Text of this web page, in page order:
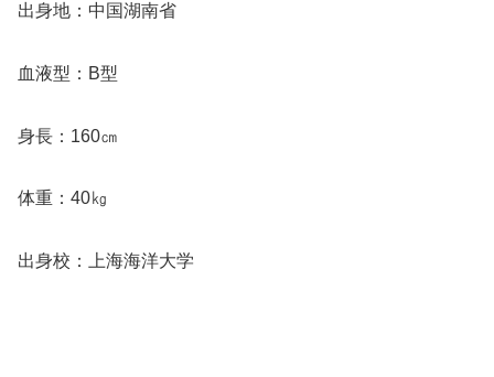
出身地：中国湖南省
血液型：B型
身長：160㎝
体重：40㎏
出身校：上海海洋大学